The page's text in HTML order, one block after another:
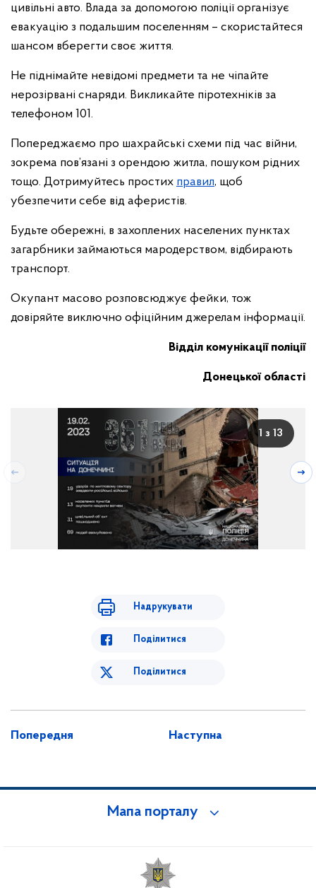
цивільні авто. Влада за допомогою поліції організує
евакуацію з подальшим поселенням – скористайтеся
шансом вберегти своє життя.
Не піднімайте невідомі предмети та не чіпайте
нерозірвані снаряди. Викликайте піротехніків за
телефоном 101.
Попереджаємо про шахрайські схеми під час війни,
зокрема пов’язані з орендою житла, пошуком рідних
тощо. Дотримуйтесь простих правил, щоб
убезпечити себе від аферистів.
Будьте обережні, в захоплених населених пунктах
загарбники займаються мародерством, відбирають
транспорт.
Окупант масово розповсюджує фейки, тож
довіряйте виключно офіційним джерелам інформації.
Відділ комунікації поліції
Донецької області
1 з 13
Надрукувати
Поділитися
Поділитися
Попередня Наступна
Мапа порталу